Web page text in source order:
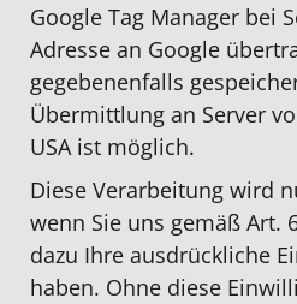
Google Tag Manager bei
Adresse an Google
gegebenenfalls
Übermittlung an Server
USA ist möglich.
Diese Verarbeitung wird
wenn Sie uns gemäß Art.
dazu Ihre ausdrückliche
haben. Ohne diese